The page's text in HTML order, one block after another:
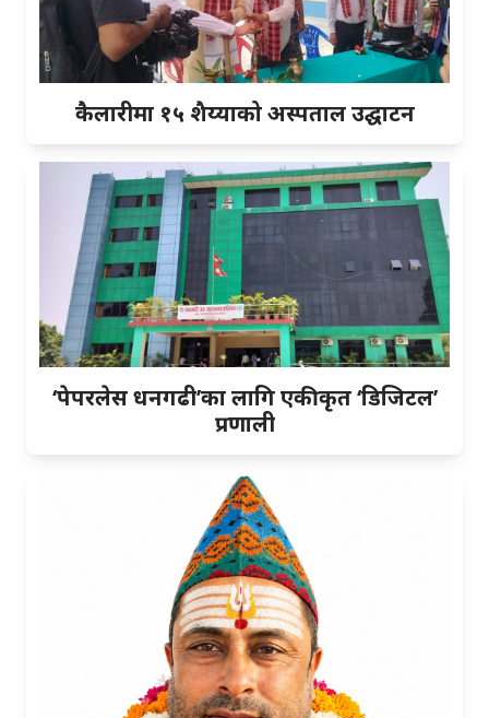
कैलारीमा १५ शैय्याको अस्पताल उद्घाटन
‘पेपरलेस धनगढी’का लागि एकीकृत ‘डिजिटल’
प्रणाली